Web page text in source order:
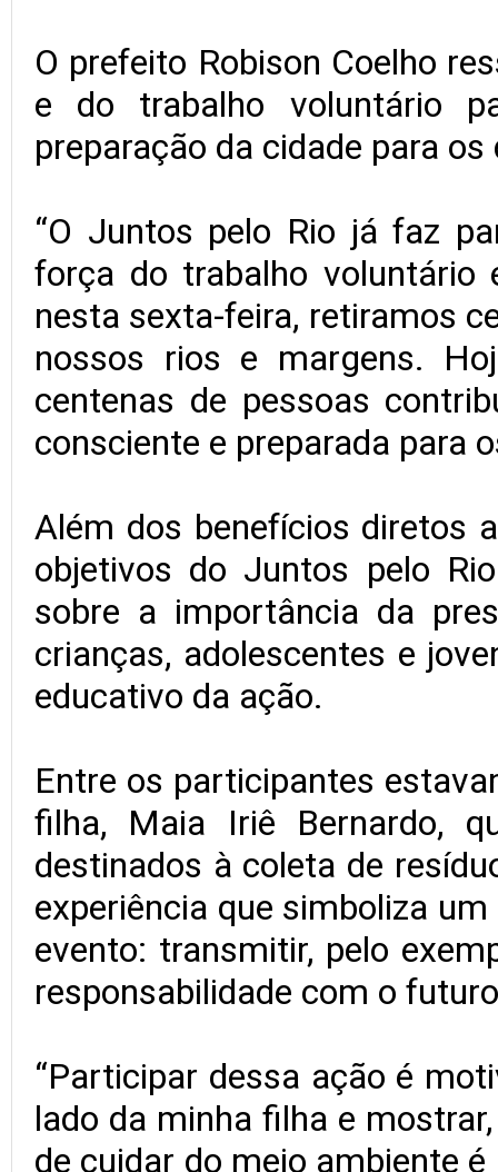
O prefeito Robison Coelho
e do trabalho voluntário
preparação da cidade para
“O Juntos pelo Rio já faz
força do trabalho voluntário
nesta sexta-feira, retiramos
nossos rios e margens.
centenas de pessoas
consciente e preparada para
Além dos benefícios diretos
objetivos do Juntos pelo
sobre a importância da
crianças, adolescentes e
educativo da ação.
Entre os participantes
filha, Maia Iriê Bernardo,
destinados à coleta de
experiência que simboliza
evento: transmitir, pelo
responsabilidade com o
“Participar dessa ação é
lado da minha filha e
de cuidar do meio ambiente